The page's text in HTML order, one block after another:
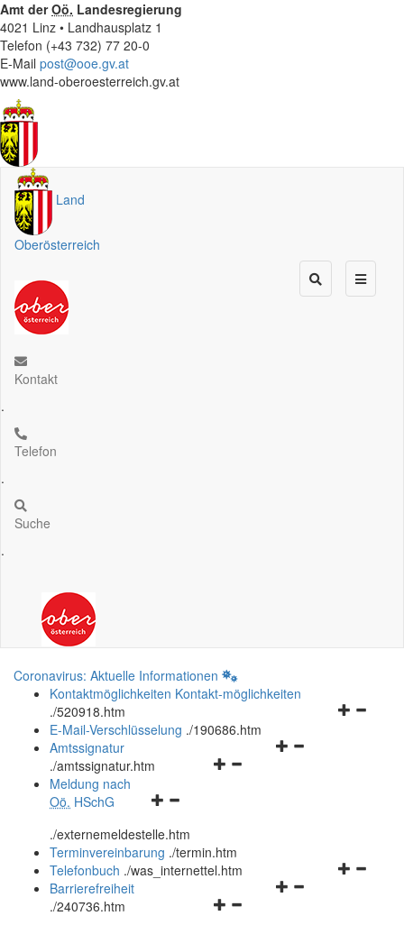
Amt derOö. Landesregierung
4021 Linz • Landhausplatz 1
Telefon (+43 732) 77 20-0
E-Mail post@ooe.gv.at
www.land-oberoesterreich.gv.at
Land
Oberösterreich
Kontakt
.
Telefon
.
Suche
.
Coronavirus: Aktuelle Informationen
Kontaktmöglichkeiten Kontakt-möglichkeiten
./520918.htm
Navigationsmenü
E-Mail-Verschlüsselung ./190686.htm
Navigationsmenü
Amtssignatur
./amtssignatur.htm
Navigationsmenü
und
schließen
Meldung nach
Oö. HSchG
./externemeldestelle.htm
Terminvereinbarung ./termin.htm
Navigationsmenü
Telefonbuch ./was_internettel.htm
Navigationsmenü
Barrierefreiheit
./240736.htm